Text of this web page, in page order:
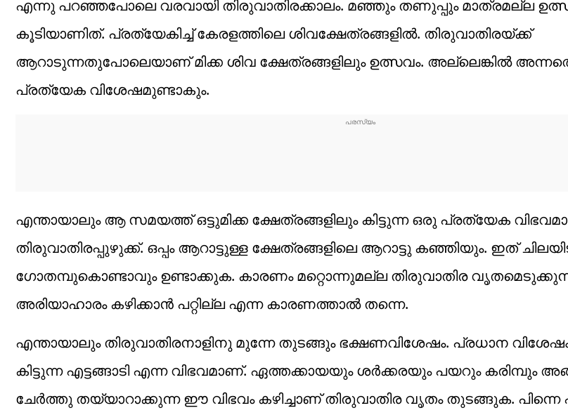
എന്നു പറഞ്ഞപോലെ വരവായി തിരുവാതിരക്കാലം. മഞ്ഞും തണുപ്പും മാത്രമല്ല
കൂടിയാണിത്. പ്രത്യേകിച്ച് കേരളത്തിലെ ശിവക്ഷേത്രങ്ങളിൽ. തിരുവാതിരയ്ക്ക്
ആറാടുന്നതുപോലെയാണ് മിക്ക ശിവ ക്ഷേത്രങ്ങളിലും ഉത്സവം. അല്ലെങ്കിൽ
പ്രത്യേക വിശേഷമുണ്ടാകും.
എന്തായാലും ആ സമയത്ത് ഒട്ടുമിക്ക ക്ഷേത്രങ്ങളിലും കിട്ടുന്ന ഒരു പ്രത്യേക
തിരുവാതിരപ്പുഴുക്ക്. ഒപ്പം ആറാട്ടുള്ള ക്ഷേത്രങ്ങളിലെ ആറാട്ടു കഞ്ഞിയും. ഇത്
ഗോതമ്പുകൊണ്ടാവും ഉണ്ടാക്കുക. കാരണം മറ്റൊന്നുമല്ല തിരുവാതിര
അരിയാഹാരം കഴിക്കാൻ പറ്റില്ല എന്ന കാരണത്താൽ തന്നെ.
എന്തായാലും തിരുവാതിരനാളിനു മുന്നേ തുടങ്ങും ഭക്ഷണവിശേഷം. പ്രധാന വിശേഷം
കിട്ടുന്ന എട്ടങ്ങാടി എന്ന വിഭവമാണ്. ഏത്തക്കായയും ശർക്കരയും പയറും കരിമ്പും
ചേർത്തു തയ്യാറാക്കുന്ന ഈ വിഭവം കഴിച്ചാണ് തിരുവാതിര വൃതം തുടങ്ങുക. പിന്നെ